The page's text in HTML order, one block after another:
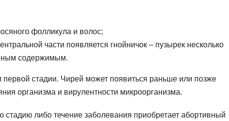
фолликула и волос;
части появляется гнойничок – пузырек несколько
содержимым.
первой стадии. Чирей может появиться раньше или позже
организма и вирулентности микроорганизма.
либо течение заболевания приобретает абортивный